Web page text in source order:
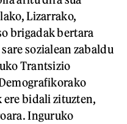
Lizarrako,
brigadak bertara
sozialean zabaldu
Trantsizio
bidali zituzten,
Inguruko